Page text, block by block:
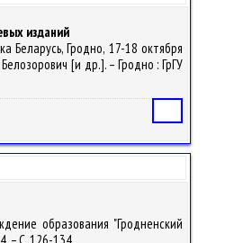
изданий
Беларусь, Гродно, 17-18 октября
[и др.]. – Гродно : ГрГУ
образования "Гродненский